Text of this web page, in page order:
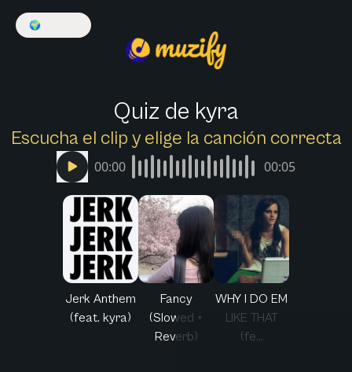
🌍
Quiz de kyra
Escucha el clip y elige la canción correcta
00:00 00:05
Jerk Anthem
(feat. kyra)
Fancy
(Slowed +
Reverb)
WHY I DO EM
LIKE THAT
(fe...